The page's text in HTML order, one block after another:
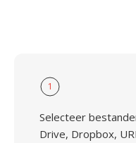
1
Selecteer
Drive, Dropbox,